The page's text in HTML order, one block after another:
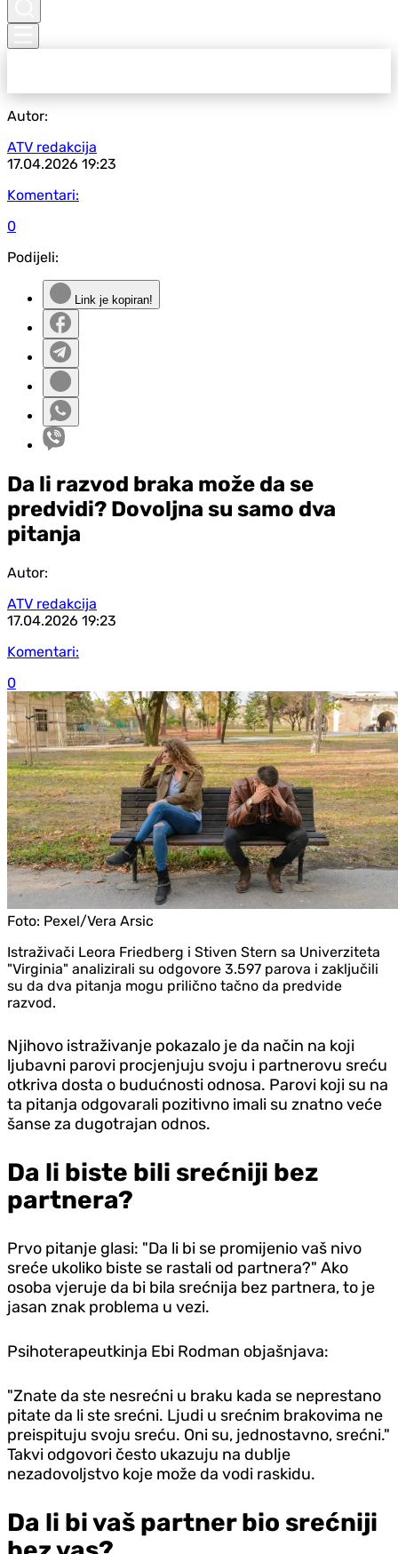
Autor:
ATV redakcija
17.04.2026 19:23
Komentari:
0
Podijeli:
Link je kopiran!
Da li razvod braka može da se
predvidi? Dovoljna su samo dva
pitanja
Autor:
ATV redakcija
17.04.2026 19:23
Komentari:
0
Foto: Pexel/Vera Arsic
Istraživači Leora Friedberg i Stiven Stern sa Univerziteta
"Virginia" analizirali su odgovore 3.597 parova i zaključili
su da dva pitanja mogu prilično tačno da predvide
razvod.
Njihovo istraživanje pokazalo je da način na koji
ljubavni parovi procjenjuju svoju i partnerovu sreću
otkriva dosta o budućnosti odnosa. Parovi koji su na
ta pitanja odgovarali pozitivno imali su znatno veće
šanse za dugotrajan odnos.
Da li biste bili srećniji bez
partnera?
Prvo pitanje glasi: "Da li bi se promijenio vaš nivo
sreće ukoliko biste se rastali od partnera?" Ako
osoba vjeruje da bi bila srećnija bez partnera, to je
jasan znak problema u vezi.
Psihoterapeutkinja Ebi Rodman objašnjava:
"Znate da ste nesrećni u braku kada se neprestano
pitate da li ste srećni. Ljudi u srećnim brakovima ne
preispituju svoju sreću. Oni su, jednostavno, srećni."
Takvi odgovori često ukazuju na dublje
nezadovoljstvo koje može da vodi raskidu.
Da li bi vaš partner bio srećniji